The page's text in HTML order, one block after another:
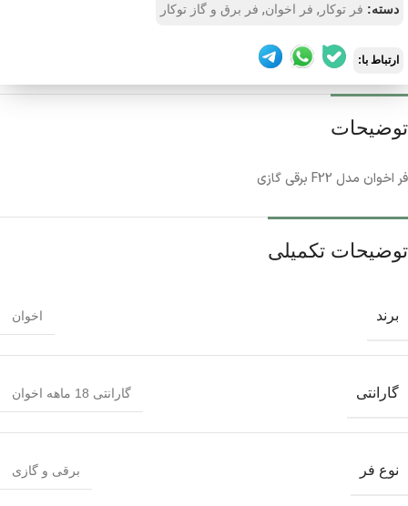
دسته: فر توکار , فر اخوان, فر برق و گاز توکار
ارتباط با:
توضیحات
فر اخوان مدل F22 برقی گازی
توضیحات تکمیلی
برند اخوان
گارانتی گارانتی 18 ماهه اخوان
نوع فر برقی و گازی